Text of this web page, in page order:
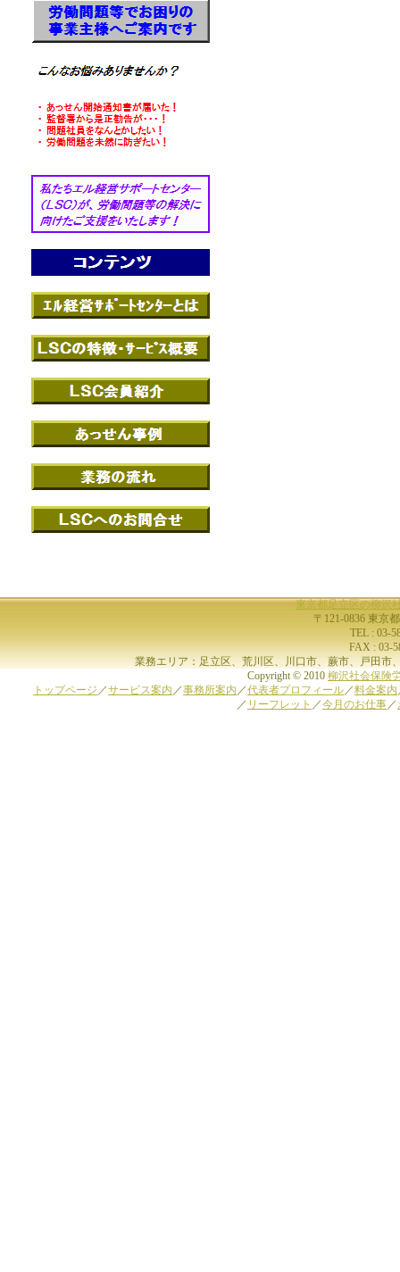
東京都足立区の柳沢
〒121-0836 東京
TEL : 03-
FAX : 03-
業務エリア：足立区、荒川区、川口市、蕨市、戸田市
Copyright © 2010 柳沢社会保険
トップページ ／サービス案内 ／事務所案内 ／代表者プロフィール／料金案内
／ リーフレット ／今月のお仕事／